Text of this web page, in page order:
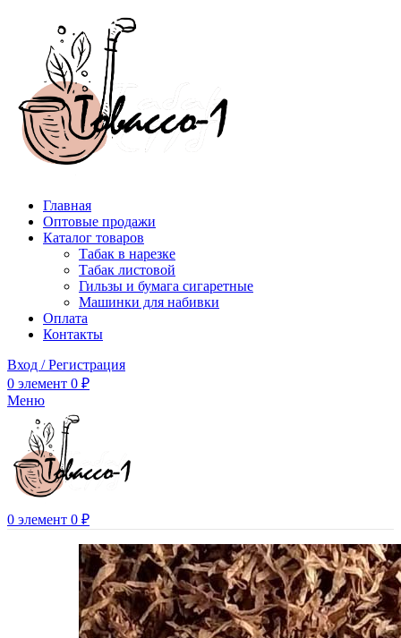
Главная
Оптовые продажи
Каталог товаров
Табак в нарезке
Табак листовой
Гильзы и бумага сигаретные
Машинки для набивки
Оплата
Контакты
Вход / Регистрация
0 элемент 0 ₽
Меню
0 элемент 0 ₽